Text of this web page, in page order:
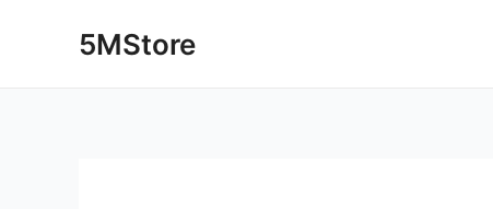
5MStore
navigation